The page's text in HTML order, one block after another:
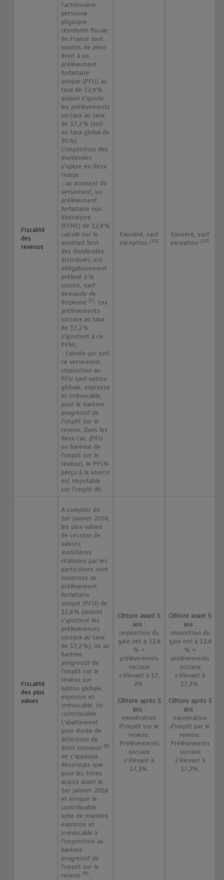
Fiscalité
des
revenus
l’actionnaire
personne
physique
résidente fiscale
de France sont
soumis de plein
droit à un
prélèvement
forfaitaire
unique (PFU) au
taux de 12,8 %
auquel s'ajoute
les prélèvements
sociaux au taux
de 17,2 % (soit
un taux global de
30 %).
L'imposition des
dividendes
s'opère en deux
temps :
- au moment du
versement, un
prélèvement
forfaitaire non
libératoire
(PFNL) de 12,8 %
calculé sur le
montant brut
des dividendes
distribués, est
obligatoirement
prélevé à la
source, sauf
demande de
dispense (7). Les
prélèvements
sociaux au taux
de 17,2 %
s'ajoutent à ce
PFNL.
- l'année qui suit
ce versement,
imposition au
PFU sauf option
globale, expresse
et irrévocable,
pour le barème
progressif de
l'impôt sur le
revenu. Dans les
deux cas, (PFU
ou barème de
l’impôt sur le
revenu), le PFLN
perçu à la source
est imputable
sur l’impôt dû.
Exonéré, sauf
exception (10)
Exonéré, sauf
exception (10)
Fiscalité
des plus
values
A compter du
1er janvier 2018,
les plus-values
de cession de
valeurs
mobilières
réalisées par les
particuliers sont
soumises au
prélèvement
forfaitaire
unique (PFU) de
12,8 % (auquel
s’ajoutent les
prélèvements
sociaux au taux
de 17,2 %), ou au
barème
progressif de
l’impôt sur le
revenu sur
option globale,
expresse et
irrévocable, du
contribuable.
L'abattement
pour durée de
détention de
droit commun (8)
ne s'applique
désormais que
pour les titres
acquis avant le
1er janvier 2018
et lorsque le
contribuable
opte de manière
expresse et
irrévocable à
l'imposition au
barème
progressif de
l'impôt sur le
revenu (9) .
Clôture avant 5
ans :
imposition du
gain net à 12,8
% +
prélèvements
sociaux
s’élevant à 17,
2%.
Clôture après 5
ans :
exonération
d’impôt sur le
revenu.
Prélèvements
sociaux
s’élevant à
17,2%.
Clôture avant 5
ans :
imposition du
gain net à 12,8
% +
prélèvements
sociaux
s’élevant à
17,2%.
Clôture après 5
ans :
exonération
d’impôt sur le
revenu.
Prélèvements
sociaux
s’élevant à
17,2%.